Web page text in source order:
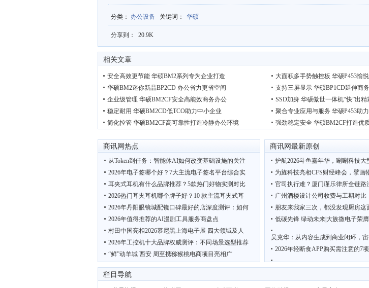
分类 ： 办公设备 关键词 ： 华硕
分享到： 20.9K
相关文章
安全高效更节能 华硕BM2系列专为企业打造
华硕BM2迷你新品BP2CD 办公省力更省空间
企业级管理 华硕BM2CF安全高能效商务办公
稳定耐用 华硕BM2CD低TCO助力中小企业
简化控管 华硕BM2CF高可靠性打造冷静办公环境
大面积多手势触控板 华硕P453愉
支持三屏显示 华硕BP1CD延伸商
SSD加身 华硕傲世一体机“快”出精
聚合专业应用与服务 华硕P453助
强劲稳定安全 华硕BM2CF打造优
商讯网热点
从Token到任务：智能体AI如何改变基础设施的关注
2026年电子签哪个好？7大主流电子签名平台综合实
耳夹式耳机有什么品牌推荐？5款热门好物实测对比
2026热门耳夹耳机哪个牌子好？10 款主流耳夹式耳
2026年丹阳眼镜城配镜口碑最好的店深度测评：如何
2026年值得推荐的AI漫剧工具服务商盘点
村田中国亮相2026慕尼黑上海电子展 四大领域及人
2026年工控机十大品牌权威测评：不同场景选型推荐
“鲜”动羊城 西安 周至携猕猴桃电商项目亮相广
2026优质智慧驿站厂家推荐
商讯网最新原创
护航2026斗鱼嘉年华，唰唰科技
为旌科技亮相CFS财经峰会，擘画
官司执行难？厦门谨乐律所全链路
广州酒楼设计公司收费与工期对比
朋友来我家三次，都没发现厨房这
低碳先锋 绿动未来|大族微电子荣
吴克华：从内容生成到商业闭环，
2026年轻断食APP购买需注意的7
联想AI主机MINI/P7双双斩获
聚龙汇刘睿带学员走访阳江五金刀
栏目导航